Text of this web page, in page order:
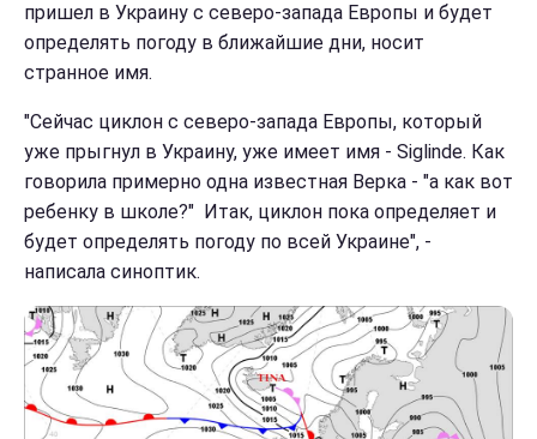
пришел в Украину с северо-запада Европы и будет
определять погоду в ближайшие дни, носит
странное имя.
"Сейчас циклон с северо-запада Европы, который
уже прыгнул в Украину, уже имеет имя - Siglinde. Как
говорила примерно одна известная Верка - "а как вот
ребенку в школе?" Итак, циклон пока определяет и
будет определять погоду по всей Украине", -
написала синоптик.